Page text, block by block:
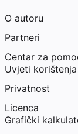
O autoru
Partneri
Centar za
Uvjeti korištenja
Privatnost
Licenca
Grafički